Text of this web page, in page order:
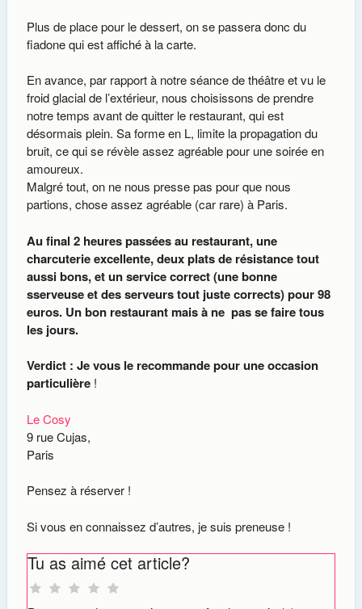
Plus de place pour le dessert, on se passera donc du
fiadone qui est affiché à la carte.
En avance, par rapport à notre séance de théâtre et vu le
froid glacial de l’extérieur, nous choisissons de prendre
notre temps avant de quitter le restaurant, qui est
désormais plein. Sa forme en L, limite la propagation du
bruit, ce qui se révèle assez agréable pour une soirée en
amoureux.
Malgré tout, on ne nous presse pas pour que nous
partions, chose assez agréable (car rare) à Paris.
Au final 2 heures passées au restaurant, une
charcuterie excellente, deux plats de résistance tout
aussi bons, et un service correct (une bonne
sserveuse et des serveurs tout juste corrects) pour 98
euros. Un bon restaurant mais à ne pas se faire tous
les jours.
Verdict : Je vous le recommande pour une occasion
particulière!
Le Cosy
9 rue Cujas,
Paris
Pensez à réserver !
Si vous en connaissez d’autres, je suis preneuse !
Tu as aimé cet article?